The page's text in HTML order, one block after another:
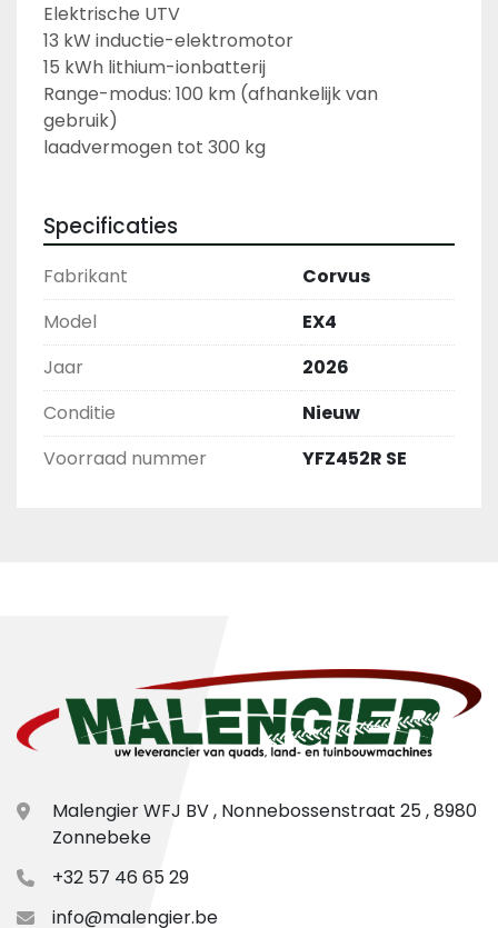
Elektrische UTV
13 kW inductie-elektromotor
15 kWh lithium-ionbatterij
Range-modus: 100 km (afhankelijk van
gebruik)
laadvermogen tot 300 kg
Specificaties
Fabrikant
Corvus
Model
EX4
Jaar
2026
Conditie
Nieuw
Voorraad nummer
YFZ452R SE
Malengier WFJ BV , Nonnebossenstraat 25 , 8980
Zonnebeke
+32 57 46 65 29
info@malengier.be